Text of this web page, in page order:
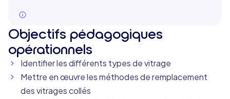
Objectifs pédagogiques
opérationnels
Identifier les différents types de vitrage
Mettre en œuvre les méthodes de remplacement
des vitrages collés